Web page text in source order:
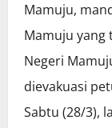
Mamuju,
Mamuju yang
Negeri
dievakuasi
Sabtu (28/3),